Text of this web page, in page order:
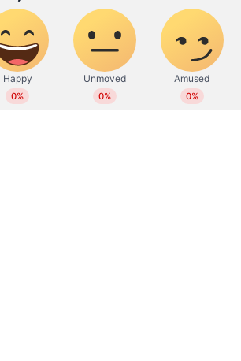
THE AUTHOR
Web Desk